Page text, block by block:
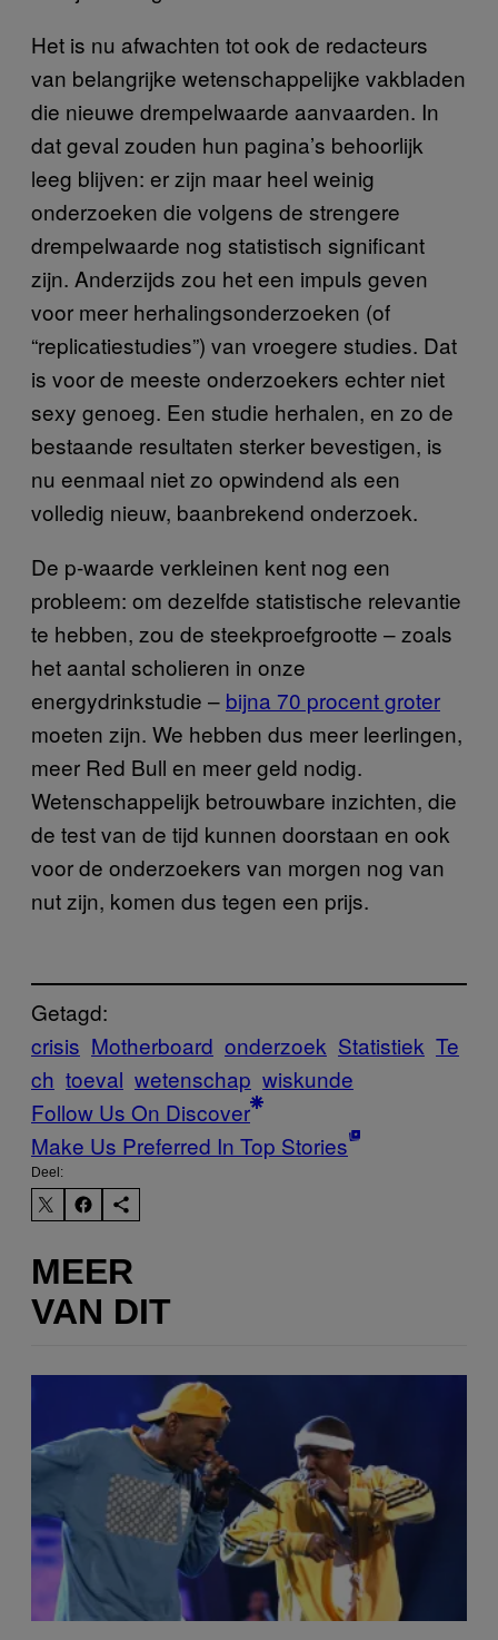
Het is nu afwachten tot ook de redacteurs
van belangrijke wetenschappelijke vakbladen
die nieuwe drempelwaarde aanvaarden. In
dat geval zouden hun pagina’s behoorlijk
leeg blijven: er zijn maar heel weinig
onderzoeken die volgens de strengere
drempelwaarde nog statistisch significant
zijn. Anderzijds zou het een impuls geven
voor meer herhalingsonderzoeken (of
“replicatiestudies”) van vroegere studies. Dat
is voor de meeste onderzoekers echter niet
sexy genoeg. Een studie herhalen, en zo de
bestaande resultaten sterker bevestigen, is
nu eenmaal niet zo opwindend als een
volledig nieuw, baanbrekend onderzoek.
De p-waarde verkleinen kent nog een
probleem: om dezelfde statistische relevantie
te hebben, zou de steekproefgrootte – zoals
het aantal scholieren in onze
energydrinkstudie – bijna 70 procent groter
moeten zijn. We hebben dus meer leerlingen,
meer Red Bull en meer geld nodig.
Wetenschappelijk betrouwbare inzichten, die
de test van de tijd kunnen doorstaan en ook
voor de onderzoekers van morgen nog van
nut zijn, komen dus tegen een prijs.
Getagd:
crisis Motherboard onderzoek Statistiek Te
ch toeval wetenschap wiskunde
Follow Us On Discover
Make Us Preferred In Top Stories
Deel:
MEER
VAN DIT